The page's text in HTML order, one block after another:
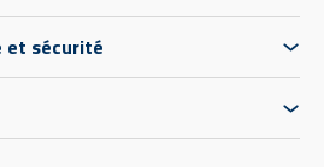
et sécurité